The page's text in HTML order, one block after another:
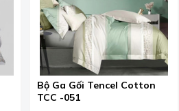
Bộ Ga Gối Tencel Cotton
TCC -051